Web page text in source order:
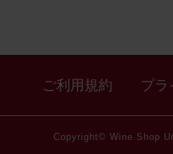
ご利用規約 プラ
Copyright© Wine Shop